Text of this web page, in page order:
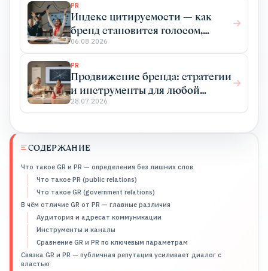
СОДЕРЖАНИЕ
Что такое GR и PR — определения без лишних слов
Что такое PR (public relations)
Что такое GR (government relations)
В чём отличие GR от PR — главные различия
Аудитория и адресат коммуникации
Инструменты и каналы
Сравнение GR и PR по ключевым параметрам
Связка GR и PR — публичная репутация усиливает диалог с
властью
PR
Индекс цитируемости — как
бренд становится голосом,
который цитируют
06.08.2026
PR
Продвижение бренда: стратегии
и инструменты для любой
отрасли
28.07.2026